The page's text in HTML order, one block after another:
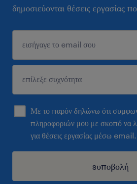
δημοσιεύονται θέσεις εργασίας
Με το παρόν δηλώνω ότι
πληροφοριών μου με σκοπό να
για θέσεις εργασίας μέσω email.
sυποβολή